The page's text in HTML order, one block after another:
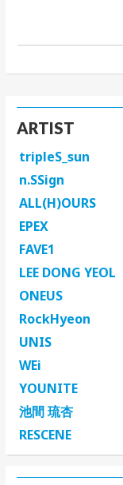
ARTIST
tripleS_sun
n.SSign
ALL(H)OURS
EPEX
FAVE1
LEE DONG YEOL
ONEUS
RockHyeon
UNIS
WEi
YOUNITE
池間 琉杏
RESCENE